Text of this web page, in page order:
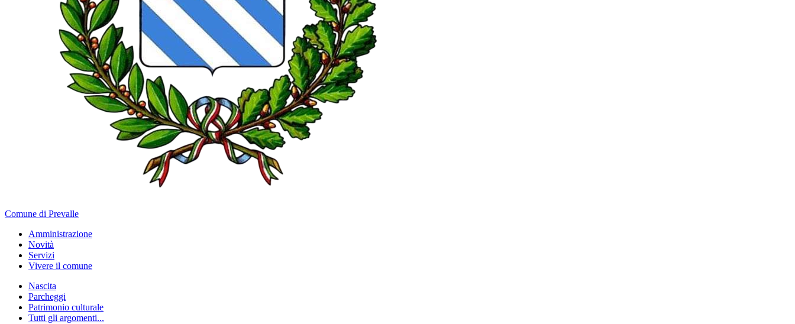
Comune di Prevalle
Amministrazione
Novità
Servizi
Vivere il comune
Nascita
Parcheggi
Patrimonio culturale
Tutti gli argomenti...